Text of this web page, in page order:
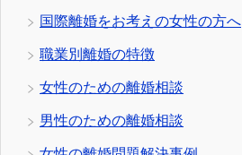
国際離婚をお考えの女性の方へ
職業別離婚の特徴
女性のための離婚相談
男性のための離婚相談